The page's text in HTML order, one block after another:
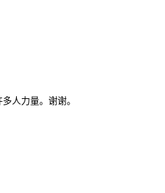
人力量。谢谢。